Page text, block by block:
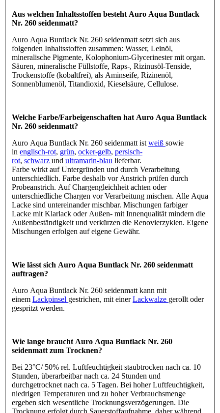
Aus welchen Inhaltsstoffen besteht Auro Aqua Buntlack
Nr. 260 seidenmatt?
Auro Aqua Buntlack Nr. 260 seidenmatt setzt sich aus
folgenden Inhaltsstoffen zusammen: Wasser, Leinöl,
mineralische Pigmente, Kolophonium-Glycerinester mit organ.
Säuren, mineralische Füllstoffe, Raps-, Rizinusöl-Tenside,
Trockenstoffe (kobaltfrei), als Aminseife, Rizinenöl,
Sonnenblumenöl, Titandioxid, Kieselsäure, Cellulose.
Welche Farbe/Farbeigenschaften hat Auro Aqua Buntlack
Nr. 260 seidenmatt?
Auro Aqua Buntlack Nr. 260 seidenmatt ist weiß sowie
in englisch-rot, grün, ocker-gelb, persisch-
rot, schwarz und ultramarin-blau lieferbar.
Farbe wirkt auf Untergründen und durch Verarbeitung
unterschiedlich. Farbe deshalb vor Anstrich prüfen durch
Probeanstrich. Auf Chargengleichheit achten oder
unterschiedliche Chargen vor Verarbeitung mischen. Alle Aqua
Lacke sind untereinander mischbar. Mischungen farbiger
Lacke mit Klarlack oder Außen- mit Innenqualität mindern die
Außenbeständigkeit und verkürzen die Renovierzyklen. Eigene
Mischungen erfolgen auf eigene Gewähr.
Wie lässt sich Auro Aqua Buntlack Nr. 260 seidenmatt
auftragen?
Auro Aqua Buntlack Nr. 260 seidenmatt kann mit
einem Lackpinsel gestrichen, mit einerLackwalze gerollt oder
gespritzt werden.
Wie lange braucht Auro Aqua Buntlack Nr. 260
seidenmatt zum Trocknen?
Bei 23°C/ 50% rel. Luftfeuchtigkeit staubtrocken nach ca. 10
Stunden, überarbeitbar nach ca. 24 Stunden und
durchgetrocknet nach ca. 5 Tagen. Bei hoher Luftfeuchtigkeit,
niedrigen Temperaturen und zu hoher Verbrauchsmenge
ergeben sich wesentliche Trocknungsverzögerungen. Die